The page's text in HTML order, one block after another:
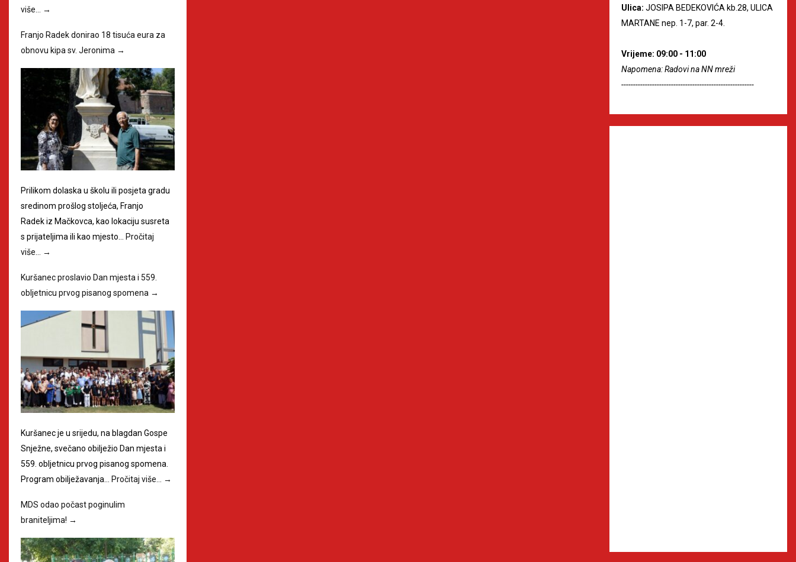
više…
→
Franjo Radek donirao 18 tisuća eura za
obnovu kipa sv. Jeronima →
Prilikom dolaska u školu ili posjeta gradu
sredinom prošlog stoljeća, Franjo
Radek iz Mačkovca, kao lokaciju susreta
s prijateljima ili kao mjesto…
Pročitaj
više…
→
Kuršanec proslavio Dan mjesta i 559.
obljetnicu prvog pisanog spomena →
Kuršanec je u srijedu, na blagdan Gospe
Snježne, svečano obilježio Dan mjesta i
559. obljetnicu prvog pisanog spomena.
Program obilježavanja… Pročitaj više… →
MDS odao počast poginulim
braniteljima! →
Ulica: JOSIPA BEDEKOVIĆA kb.28, ULICA
MARTANE nep. 1-7, par. 2-4.
Vrijeme: 09:00 - 11:00
Napomena: Radovi na NN mreži
--------------------------------------------------------